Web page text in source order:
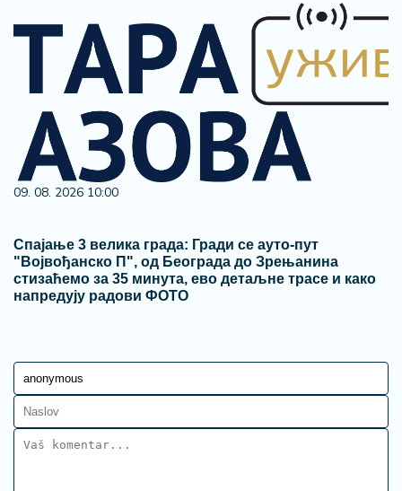
09. 08. 2026 10:00
Спајање 3 велика града: Гради се ауто-пут
"Војвођанско П", од Београда до Зрењанина
стизаћемо за 35 минута, ево детаљне трасе и како
напредују радови ФОТО